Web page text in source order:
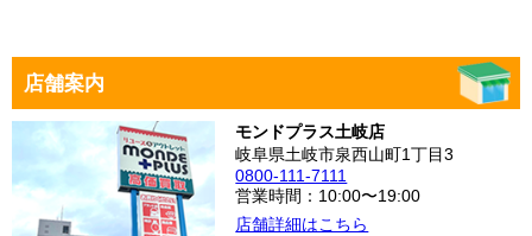
店舗案内
モンドプラス土岐店
岐阜県土岐市泉西山町1丁目3
0800-111-7111
営業時間：10:00〜19:00
店舗詳細はこちら